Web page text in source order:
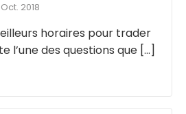
2018
horaires pour trader
l’une des questions que [...]